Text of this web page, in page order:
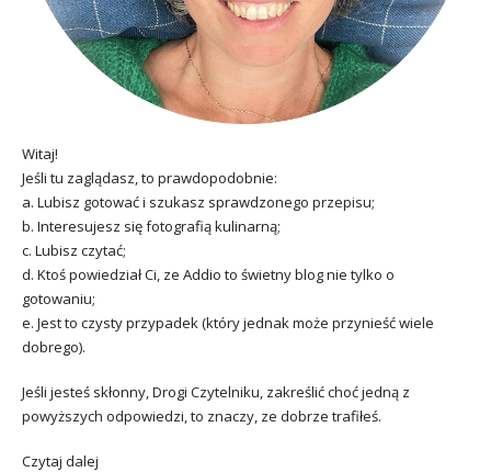
Witaj!
Jeśli tu zaglądasz, to prawdopodobnie:
a. Lubisz gotować i szukasz sprawdzonego przepisu;
b. Interesujesz się fotografią kulinarną;
c. Lubisz czytać;
d. Ktoś powiedział Ci, ze Addio to świetny blog nie tylko o
gotowaniu;
e. Jest to czysty przypadek (który jednak może przynieść wiele
dobrego).
Jeśli jesteś skłonny, Drogi Czytelniku, zakreślić choć jedną z
powyższych odpowiedzi, to znaczy, ze dobrze trafiłeś.
Czytaj dalej